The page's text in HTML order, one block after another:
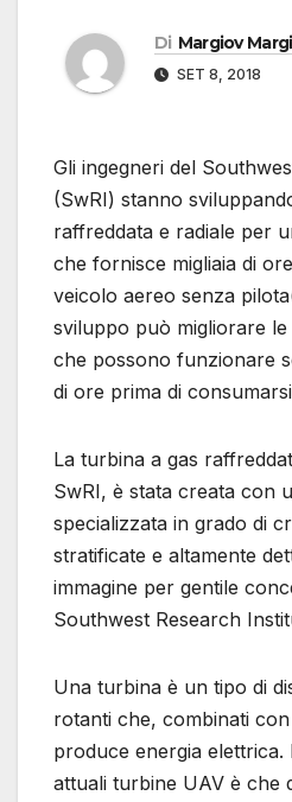
Di Margiov
SET 8, 2018
Gli ingegneri del
(SwRI) stanno
raffreddata e radiale per
che fornisce migliaia di
veicolo aereo senza
sviluppo può migliorare
che possono funzionare
di ore prima di
La turbina a gas
SwRI, è stata creata con
specializzata in grado di
stratificate e altamente
immagine per gentile
Southwest Research
Una turbina è un tipo di
rotanti che, combinati
produce energia
attuali turbine UAV è che